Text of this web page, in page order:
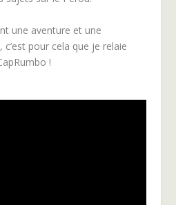
une aventure et une
pour cela que je relaie
!